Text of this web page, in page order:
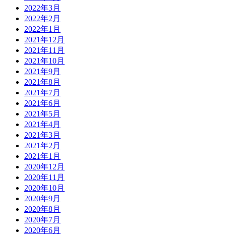
2022年3月
2022年2月
2022年1月
2021年12月
2021年11月
2021年10月
2021年9月
2021年8月
2021年7月
2021年6月
2021年5月
2021年4月
2021年3月
2021年2月
2021年1月
2020年12月
2020年11月
2020年10月
2020年9月
2020年8月
2020年7月
2020年6月